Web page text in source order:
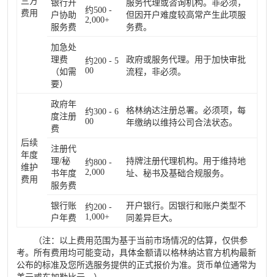
费用
银行开
户协助
服务费
约500 -
2,000+
服务代理或咨询机构。非必须，
但因开户难度较高常产生此项服
务费。
加急处
理费
（如需
要）
约200 - 5
00
政府或服务代理。用于加快审批
流程，非必须。
后续
年度
维护
费用
政府年
度注册
费
约300 - 6
00
格林纳达注册总署。必须项，每
年缴纳以维持公司合法状态。
注册代
理/秘
书年度
服务费
约800 -
2,000
持牌注册代理机构。用于维持地
址、秘书及基础合规服务。
银行账
户年费
约200 -
1,000+
开户银行。因银行和账户类型不
同差异巨大。
（注：以上费用范围为基于当前市场情况的估算，仅供参
考。所有费用均可能变动，具体金额请以格林纳达官方机构最新
公布的标准及您所选服务提供的正式报价为准。货币单位通常为